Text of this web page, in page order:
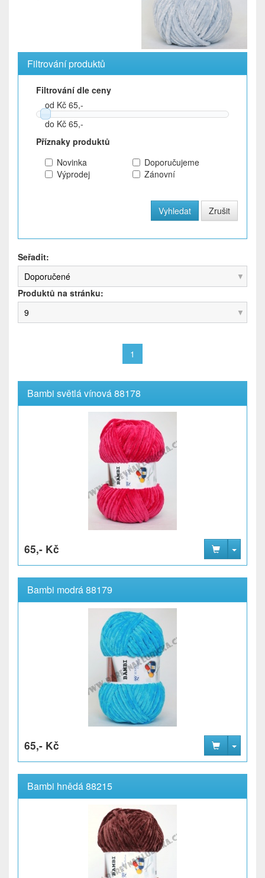
Filtrování produktů
Filtrování dle ceny
od Kč 65,-
do Kč 65,-
Příznaky produktů
Novinka
Doporučujeme
Výprodej
Zánovní
Seřadit:
Doporučené
Produktů na stránku:
9
1
Bambi světlá vínová 88178
65,- Kč
Bambi modrá 88179
65,- Kč
Bambi hnědá 88215